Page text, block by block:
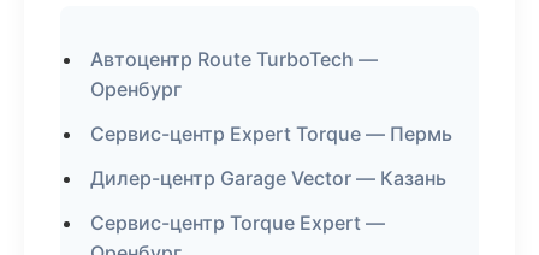
Автоцентр Route TurboTech —
Оренбург
Сервис-центр Expert Torque — Пермь
Дилер-центр Garage Vector — Казань
Сервис-центр Torque Expert —